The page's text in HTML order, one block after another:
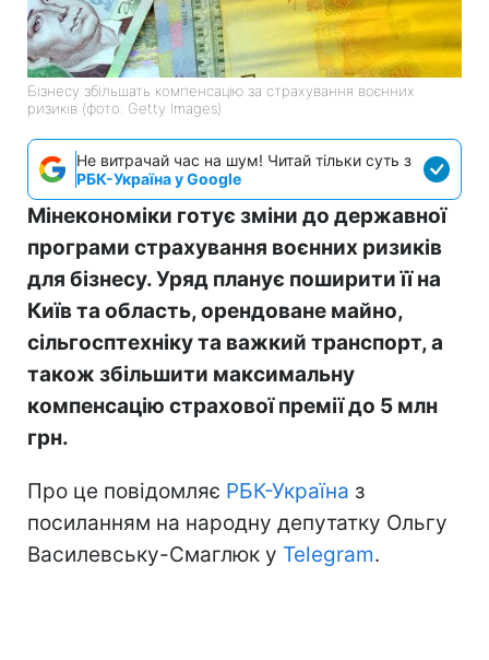
Бізнесу збільшать компенсацію за страхування воєнних
ризиків (фото: Getty Images)
Не витрачай час на шум! Читай тільки суть з
РБК-Україна у Google
Мінекономіки готує зміни до державної
програми страхування воєнних ризиків
для бізнесу. Уряд планує поширити її на
Київ та область, орендоване майно,
сільгосптехніку та важкий транспорт, а
також збільшити максимальну
компенсацію страхової премії до 5 млн
грн.
Про це повідомляє РБК-Україна з
посиланням на народну депутатку Ольгу
Василевську-Смаглюк у Telegram.